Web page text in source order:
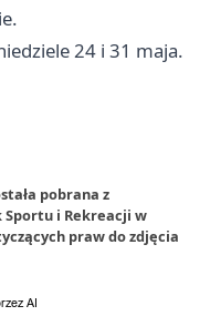
24 i 31 maja.
pobrana z
Sportu i Rekreacji w
praw do zdjęcia